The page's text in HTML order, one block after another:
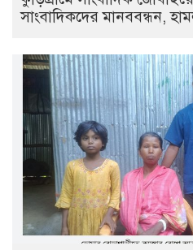
সাংবাদিকদের মানববন্ধন,